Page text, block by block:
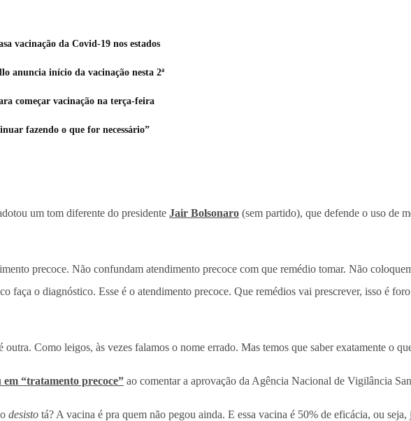
vacinação da Covid-19 nos estados
anuncia início da vacinação nesta 2ª
começar vacinação na terça-feira
fazendo o que for necessário”
um tom diferente do presidente Jair Bolsonaro (sem partido), que defende o uso de
precoce. Não confundam atendimento precoce com que remédio tomar. Não
faça o diagnóstico. Esse é o atendimento precoce. Que remédios vai prescrever, isso é
Como leigos, às vezes falamos o nome errado. Mas temos que saber exatamente o
“tratamento precoce” ao comentar a aprovação da Agência Nacional de Vigilância
desisto tá? A vacina é pra quem não pegou ainda. E essa vacina é 50% de eficácia, ou